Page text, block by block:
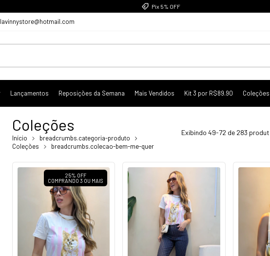
Até 5x sem juros
lavinnystore@hotmail.com
Lançamentos Reposições da Semana Mais Vendidos Kit 3 por R$89.90 Coleções
Coleções
Início
breadcrumbs.categoria-produto
Coleções
breadcrumbs.colecao-bem-me-quer
Exibindo 49-72 de 283
25% OFF
COMPRANDO 3 OU MAIS